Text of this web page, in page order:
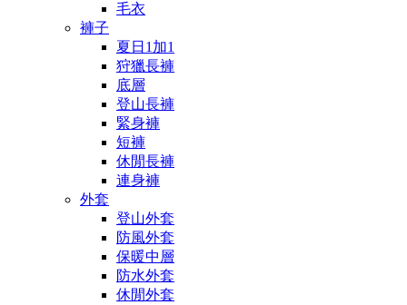
毛衣
褲子
夏日1加1
狩獵長褲
底層
登山長褲
緊身褲
短褲
休閒長褲
連身褲
外套
登山外套
防風外套
保暖中層
防水外套
休閒外套